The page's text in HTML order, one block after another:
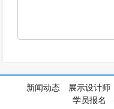
新闻动态 展示设计师
学员报名